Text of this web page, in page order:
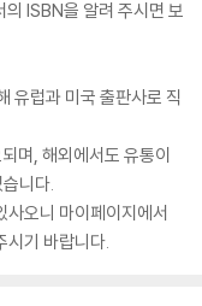
ISBN을 알려 주시면 보
유럽과 미국 출판사로 직
며, 해외에서도 유통이
니다.
사오니 마이페이지에서
시기 바랍니다.